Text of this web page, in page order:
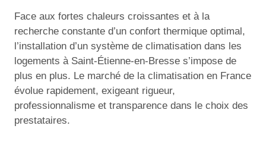
Face aux fortes chaleurs croissantes et à la
recherche constante d’un confort thermique optimal,
l’installation d’un système de climatisation dans les
logements à Saint-Étienne-en-Bresse s’impose de
plus en plus. Le marché de la climatisation en France
évolue rapidement, exigeant rigueur,
professionnalisme et transparence dans le choix des
prestataires.